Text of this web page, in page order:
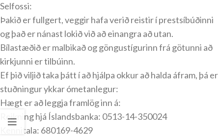
Selfossi:
Þakið er fullgert, veggir hafa verið reistir í prestsíbúðinni
og það er nánast lokið við að einangra að utan.
Bílastæðið er malbikað og göngustígurinn frá götunni að
kirkjunni er tilbúinn.
Ef þið viljið taka þátt í að hjálpa okkur að halda áfram, þá er
stuðningur ykkar ómetanlegur:
Hægt er að leggja framlög inn á:
Reikning hjá Íslandsbanka: 0513-14-350024
Kennitala: 680169-4629